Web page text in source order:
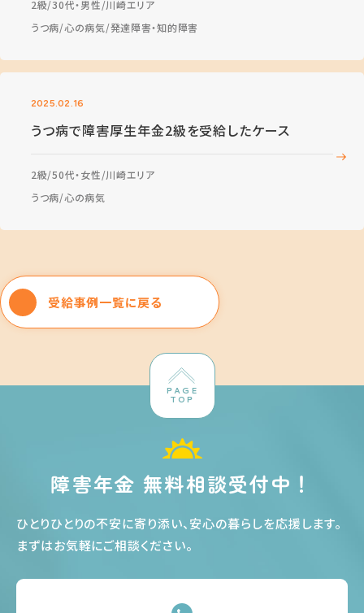
2級 30代・男性 川崎エリア
うつ病 心の病気 発達障害・知的障害
2025.02.16
うつ病で障害厚生年金2級を受給したケース
2級 50代・女性 川崎エリア
うつ病 心の病気
受給事例一覧に戻る
PAGE
TOP
障害年金 無料相談受付中！
ひとりひとりの不安に寄り添い、安心の暮らしを応援します。
まずはお気軽にご相談ください。